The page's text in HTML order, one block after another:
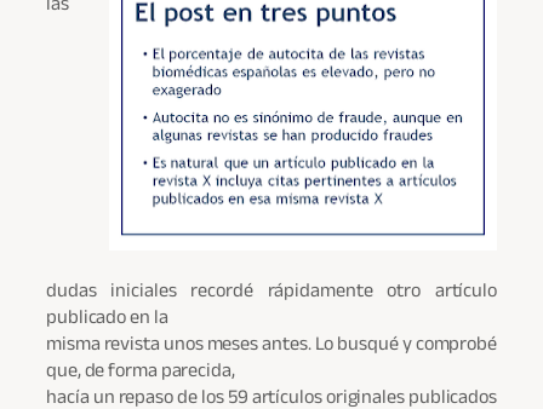
dudas iniciales recordé rápidamente otro artículo
publicado en la
misma revista unos meses antes. Lo busqué y comprobé
que, de forma parecida,
hacía un repaso de los 59 artículos originales publicados